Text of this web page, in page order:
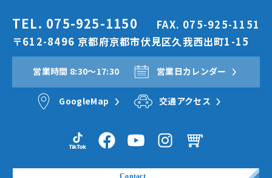
TEL. 075-925-1150
FAX. 075-925-1151
〒612-8496 京都府京都市伏見区久我西出町1-15
営業時間 8:30〜17:30 営業日カレンダー
GoogleMap 交通アクセス